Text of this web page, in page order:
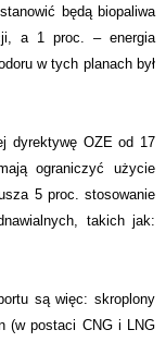
będą biopaliwa
a 1 proc. – energia
w tych planach był
dyrektywę OZE od 17
ograniczyć użycie
5 proc. stosowanie
takich jak:
są więc: skroplony
(w postaci CNG i LNG